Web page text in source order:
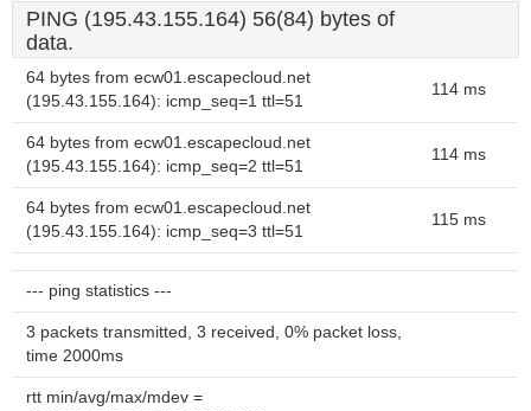
PING (195.43.155.164) 56(84) bytes of
data.
64 bytes from ecw01.escapecloud.net
(195.43.155.164): icmp_seq=1 ttl=51
114 ms
64 bytes from ecw01.escapecloud.net
(195.43.155.164): icmp_seq=2 ttl=51
114 ms
64 bytes from ecw01.escapecloud.net
(195.43.155.164): icmp_seq=3 ttl=51
115 ms
--- ping statistics ---
3 packets transmitted, 3 received, 0% packet loss,
time 2000ms
rtt min/avg/max/mdev =